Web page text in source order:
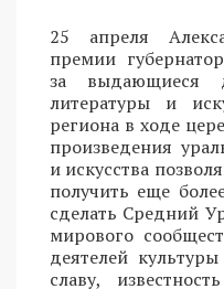
25 апреля
премии
за выдающиеся
литературы и
региона в ходе
произведения
и искусства
получить еще
сделать Средний
мирового
деятелей
славу,